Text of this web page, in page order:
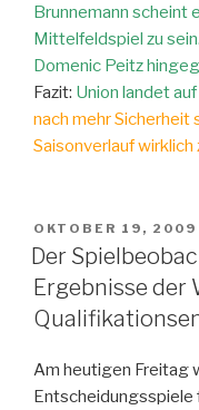
Brunnemann scheint
Mittelfeldspiel zu
Domenic Peitz
Fazit: Union landet
nach mehr
Saisonverlauf
VERÖFFENTLICHT
AM
OKTOBER 19, 2009
Der
Ergebnisse der
Am heutigen Freitag
Entscheidungsspiele